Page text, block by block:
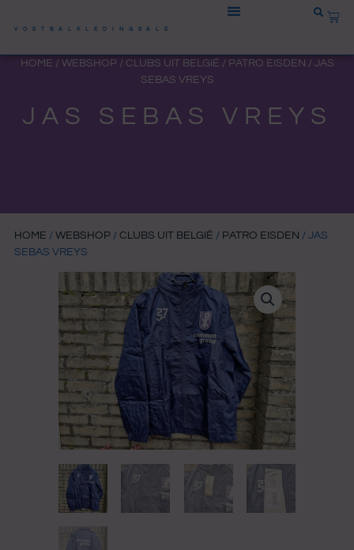
naar
de
VOETBALKLEDINGSALE
HOME / WEBSHOP / CLUBS UIT BELGIË / PATRO EISDEN / JAS
SEBAS VREYS
JAS SEBAS VREYS
HOME / WEBSHOP/ CLUBS UIT BELGIË / PATRO EISDEN / JAS
SEBAS VREYS